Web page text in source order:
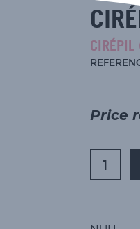
CIRÉPIL
Price